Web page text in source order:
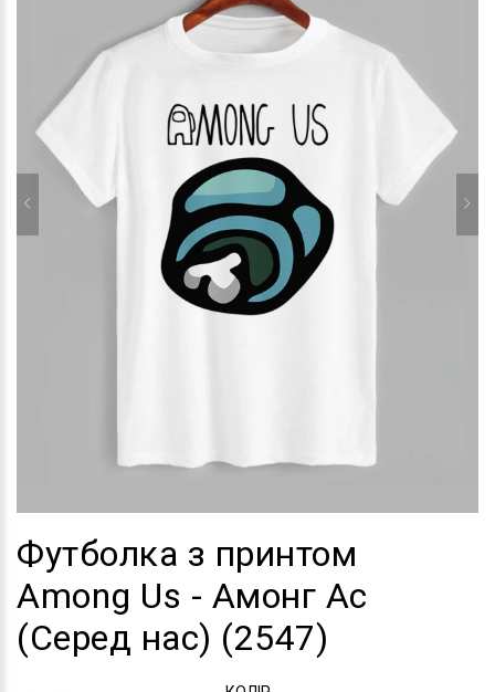
Футболка з принтом
Among Us - Амонг Ас
(Серед нас) (2547)